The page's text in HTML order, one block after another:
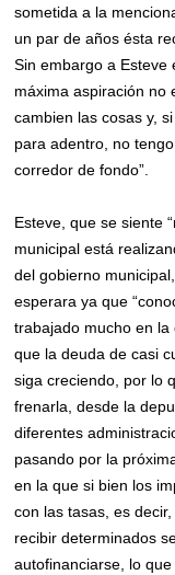
sometida a la
un par de años ésta
Sin embargo a Esteve
máxima aspiración no
cambien las cosas y,
para adentro, no
corredor de fondo”.
Esteve, que se siente
municipal está
del gobierno
esperara ya que
trabajado mucho en la
que la deuda de casi
siga creciendo, por lo
frenarla, desde la
diferentes
pasando por la
en la que si bien los
con las tasas, es
recibir determinados
autofinanciarse, lo